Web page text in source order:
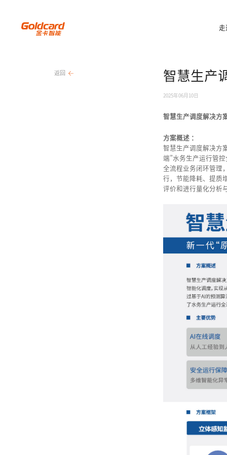
走
返回 智慧生产
2025年06月10日
智慧生产调度解决方
方案概述 ：
智慧生产调度解决方
端”水务生产运行管
全流程业务闭环管理
行，节能降耗、提质
评价和进行量化分析